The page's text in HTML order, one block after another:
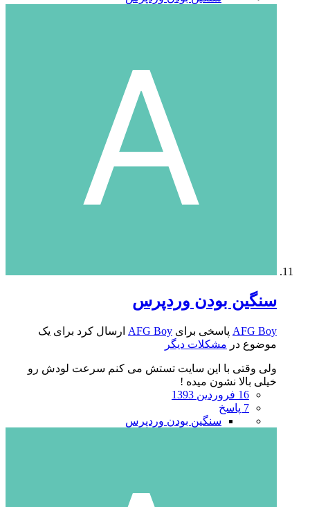
سنگین بودن وردپرس
AFG Boy پاسخی برای AFG Boy ارسال کرد برای یک
موضوع در مشکلات دیگر
ولی وقتی با این سایت تستش می کنم سرعت لودش رو
خیلی بالا نشون میده !
16 فروردین 1393
7 پاسخ
سنگین بودن وردپرس